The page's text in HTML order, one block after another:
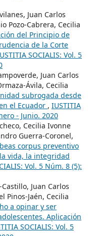
Juan Carlos
Pozo-Cabrera, Cecilia
del Principio de
de la Corte
SOCIALIS: Vol. 5
Juan Carlos
Ávila, Cecilia
subrogada desde
el Ecuador , IUSTITIA
- Junio. 2020
Cecilia Ivonne
Guerra-Coronel,
corpus preventivo
vida, la integridad
Vol. 5 Núm. 8 (5):
Juan Carlos
Pinos-Jaén, Cecilia
a opinar y ser
Aplicación
SOCIALIS: Vol. 5